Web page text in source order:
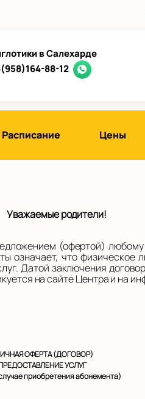
в Салехарде
88-12
Расписание Цены
Уважаемые родители!
(офертой) любому
означает, что
Датой заключения
на сайте Центра и на
ОФЕРТА (ДОГОВОР)
УСЛУГ
приобретения абонемента)